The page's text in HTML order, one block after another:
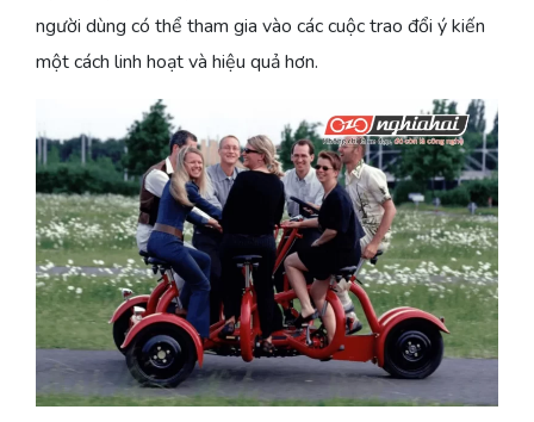
người dùng có thể tham gia vào các cuộc trao đổi ý kiến
một cách linh hoạt và hiệu quả hơn.